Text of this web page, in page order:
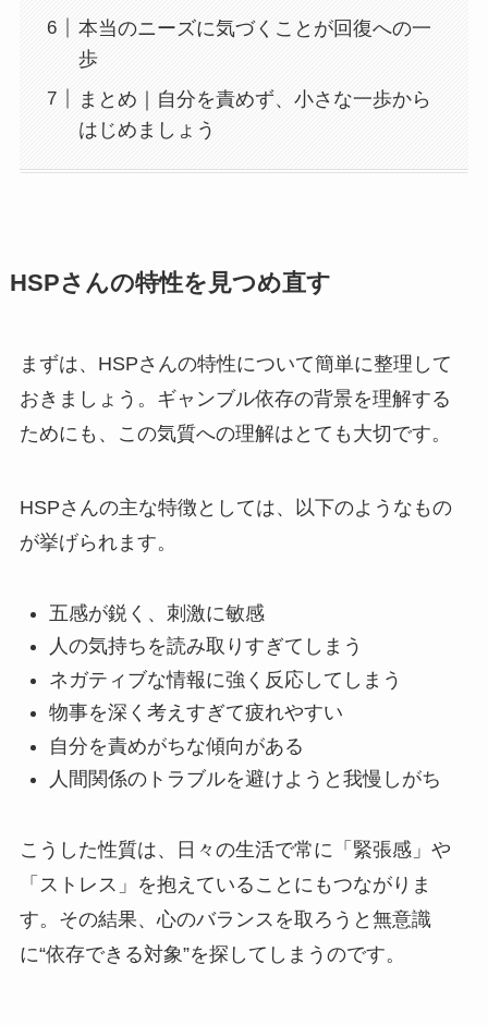
本当のニーズに気づくことが回復への一
歩
まとめ｜自分を責めず、小さな一歩から
はじめましょう
HSPさんの特性を見つめ直す
まずは、HSPさんの特性について簡単に整理して
おきましょう。ギャンブル依存の背景を理解する
ためにも、この気質への理解はとても大切です。
HSPさんの主な特徴としては、以下のようなもの
が挙げられます。
五感が鋭く、刺激に敏感
人の気持ちを読み取りすぎてしまう
ネガティブな情報に強く反応してしまう
物事を深く考えすぎて疲れやすい
自分を責めがちな傾向がある
人間関係のトラブルを避けようと我慢しがち
こうした性質は、日々の生活で常に「緊張感」や
「ストレス」を抱えていることにもつながりま
す。その結果、心のバランスを取ろうと無意識
に“依存できる対象”を探してしまうのです。